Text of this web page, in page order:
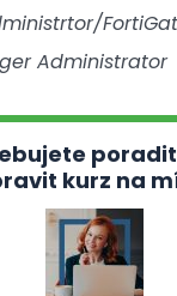
Administrator
kurz na